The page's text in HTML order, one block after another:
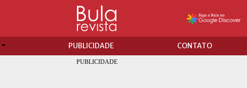
PUBLICIDADE CONTATO